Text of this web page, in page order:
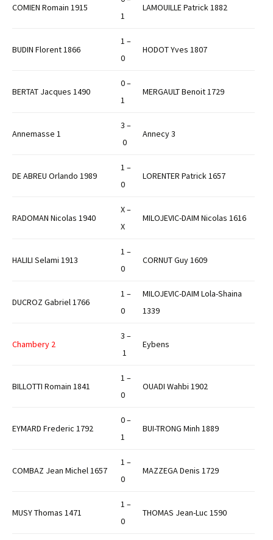
COMIEN Romain 1915
1
LAMOUILLE Patrick 1882
BUDIN Florent 1866
1 –
0
HODOT Yves 1807
BERTAT Jacques 1490
0 –
1
MERGAULT Benoit 1729
Annemasse 1
3 –
0
Annecy 3
DE ABREU Orlando 1989
1 –
0
LORENTER Patrick 1657
RADOMAN Nicolas 1940
X –
X
MILOJEVIC-DAIM Nicolas 1616
HALILI Selami 1913
1 –
0
CORNUT Guy 1609
DUCROZ Gabriel 1766
1 –
0
MILOJEVIC-DAIM Lola-Shaina
1339
Chambery 2
3 –
1
Eybens
BILLOTTI Romain 1841
1 –
0
OUADI Wahbi 1902
EYMARD Frederic 1792
0 –
1
BUI-TRONG Minh 1889
COMBAZ Jean Michel 1657
1 –
0
MAZZEGA Denis 1729
MUSY Thomas 1471
1 –
0
THOMAS Jean-Luc 1590